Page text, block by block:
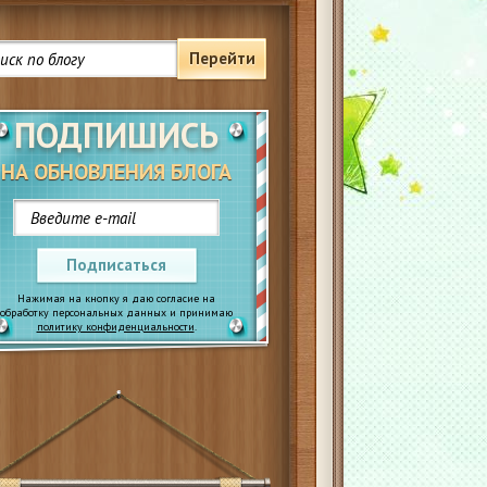
Перейти
ПОДПИШИСЬ
НА ОБНОВЛЕНИЯ БЛОГА
Подписаться
Нажимая на кнопку я даю согласие на
обработку персональных данных и принимаю
политику конфиденциальности.